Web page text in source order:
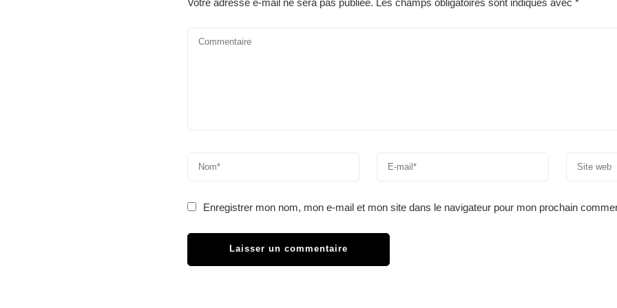
Votre adresse e-mail ne sera pas publiée. Les champs obligatoires sont indiqués avec *
Enregistrer mon nom, mon e-mail et mon site dans le navigateur pour mon prochain